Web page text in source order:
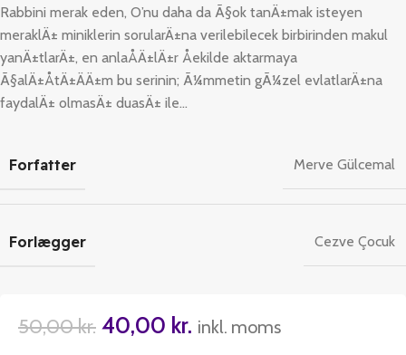
Rabbini merak eden, O’nu daha da Ã§ok tanÄ±mak isteyen
meraklÄ± miniklerin sorularÄ±na verilebilecek birbirinden makul
yanÄ±tlarÄ±, en anlaÅÄ±lÄ±r Åekilde aktarmaya
Ã§alÄ±ÅtÄ±ÄÄ±m bu serinin; Ã¼mmetin gÃ¼zel evlatlarÄ±na
faydalÄ± olmasÄ± duasÄ± ile…
Forfatter Merve Gülcemal
Forlægger Cezve Çocuk
50,00kr. 40,00 kr. inkl. moms